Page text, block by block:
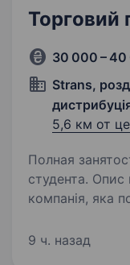
Торговий
30 000 – 40
Strans,
5,6 км от
Полная
студента. Опис вакансіїStrans — українська
компанія, яка
автохімії,
9 ч. назад